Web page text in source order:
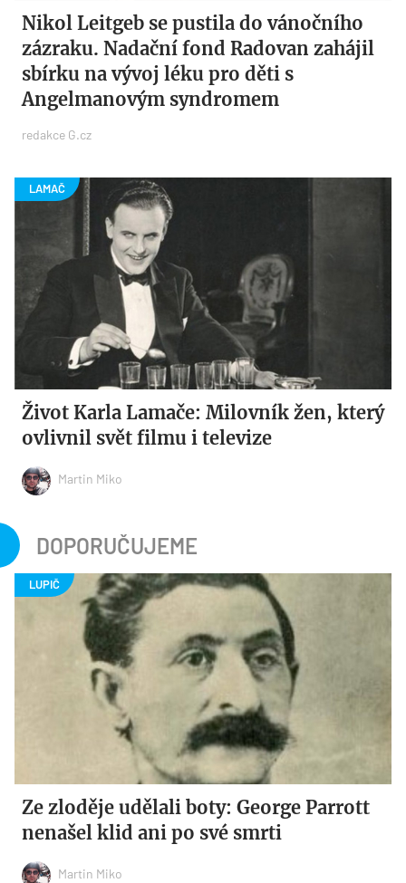
Nikol Leitgeb se pustila do vánočního
zázraku. Nadační fond Radovan zahájil
sbírku na vývoj léku pro děti s
Angelmanovým syndromem
redakce G.cz
Život Karla Lamače: Milovník žen, který
ovlivnil svět filmu i televize
Martin Miko
DOPORUČUJEME
Ze zloděje udělali boty: George Parrott
nenašel klid ani po své smrti
Martin Miko